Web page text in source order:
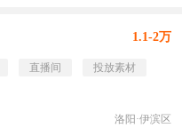
1.1-2万
直播间
投放素材
洛阳·伊滨区